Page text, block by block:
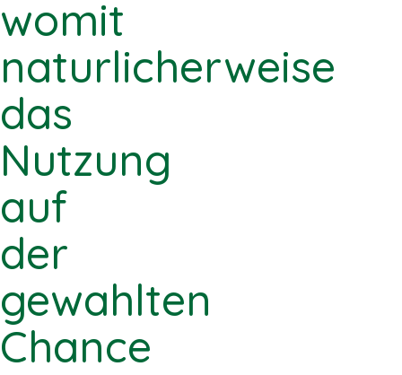
womit
naturlicherweise
das
Nutzung
auf
der
gewahlten
Chance